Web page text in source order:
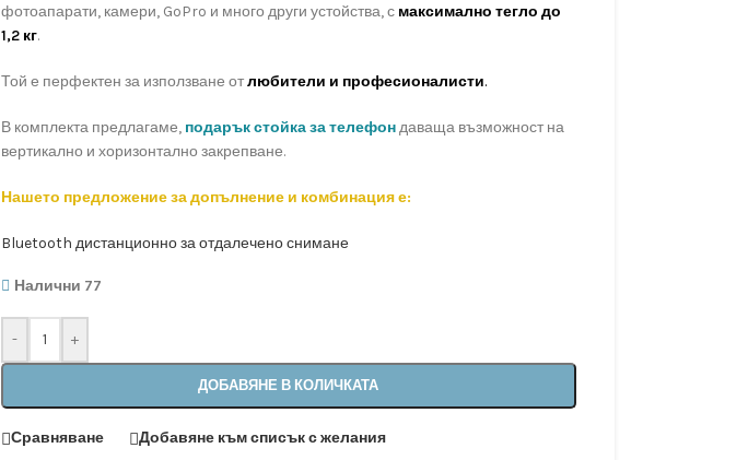
фотоапарати, камери, GoPro и много други устойства, с максимално тегло до
1,2 кг.
Той е перфектен за използване отлюбители и професионалисти.
В комплекта предлагаме, подаръкстойка за телефондаваща възможност на
вертикално и хоризонтално закрепване.
Нашето предложение за допълнение и комбинация е:
Bluetooth дистанционно за отдалечено снимане
Налични 77
- +
ДОБАВЯНЕ В КОЛИЧКАТА
Сравняване Добавяне към списък с желания